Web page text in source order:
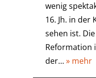
wenig
16. Jh. in
sehen ist.
Reformation
der…» mehr